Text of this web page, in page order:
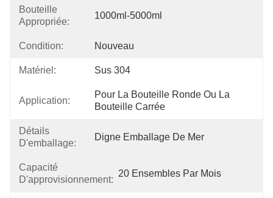
Bouteille
Appropriée:
1000ml-5000ml
Condition: Nouveau
Matériel: Sus 304
Application:
Pour La Bouteille Ronde Ou La
Bouteille Carrée
Détails
D'emballage:
Digne Emballage De Mer
Capacité
D'approvisionnement:
20 Ensembles Par Mois